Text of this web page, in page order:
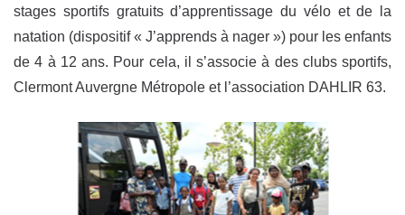
stages sportifs gratuits d’apprentissage du vélo et de la
natation (dispositif « J’apprends à nager ») pour les enfants
de 4 à 12 ans. Pour cela, il s’associe à des clubs sportifs,
Clermont Auvergne Métropole et l’association DAHLIR 63.